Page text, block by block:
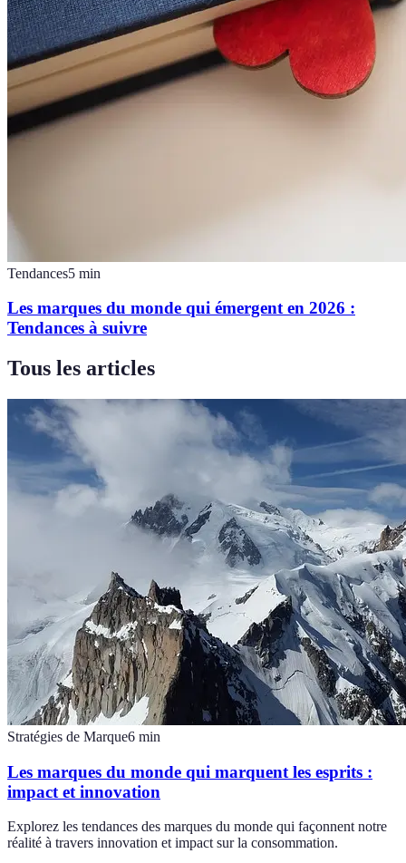
Tendances5 min
Les marques du monde qui émergent en 2026 :
Tendances à suivre
Tous les articles
Stratégies de Marque6 min
Les marques du monde qui marquent les esprits :
impact et innovation
Explorez les tendances des marques du monde qui façonnent notre
réalité à travers innovation et impact sur la consommation.